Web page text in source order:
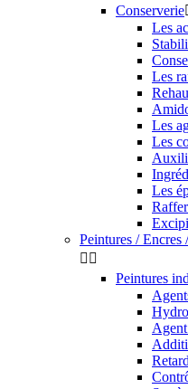
Conserverie
Les
Les
Les
Les
Les
Peintures / Encres
 
Peintures